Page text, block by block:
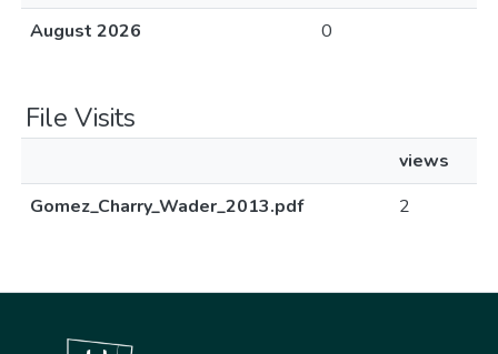
August 2026
0
File Visits
views
Gomez_Charry_Wader_2013.pdf
2